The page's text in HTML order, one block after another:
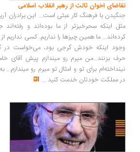
اخوان ثالث از رهبر انقلاب اسلامی
با فرهنگ کار عبثی است... این برادران آریایی ما
اینکه سحرخیزتر از ما بوده‌اند و رفته‌اند
ما همین چیزها را نداریم. کسی نداریم از ما
اینکه خودش گرجی بود، می‌خواست در
بزنند...من میرم رو میندازم پیش آقای
برای تو و امثال تو میرم رو میندازم... به
مملکت خودتان خدمت کنید...